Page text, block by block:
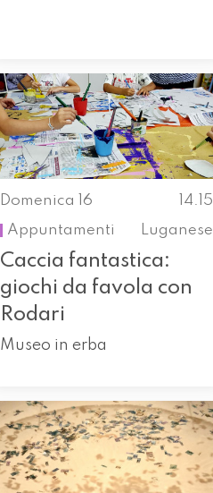
Domenica 16
14.15
Appuntamenti
Luganese
Caccia fantastica:
giochi da favola con
Rodari
Museo in erba